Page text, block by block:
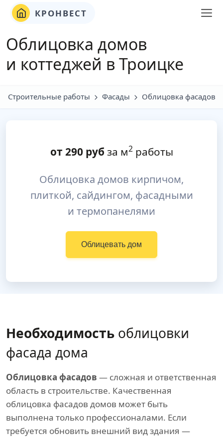
КРОНВЕСТ
Облицовка домов
и коттеджей в Троицке
Строительные работы Фасады Облицовка фасадов
от 290руб за м2работы
Облицовка домов кирпичом,
плиткой, сайдингом, фасадными
и термопанелями
Облицевать дом
Необходимость облицовки
фасада дома
Облицовка фасадов — сложная и ответственная
область в строительстве. Качественная
облицовка фасадов домов может быть
выполнена только профессионалами. Если
требуется обновить внешний вид здания —